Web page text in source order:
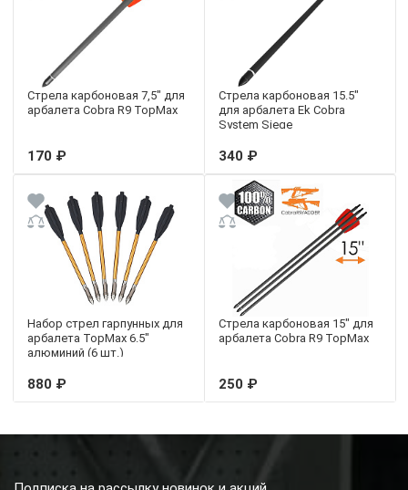
Стрела карбоновая 7,5" для
арбалета Cobra R9 TopMax
170 ₽
Стрела карбоновая 15.5"
для арбалета Ek Cobra
System Siege
340 ₽
Набор стрел гарпунных для
арбалета TopMax 6.5"
алюминий (6 шт.)
880 ₽
Стрела карбоновая 15" для
арбалета Cobra R9 TopMax
250 ₽